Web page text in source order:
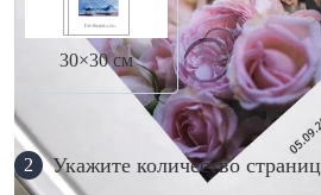
30×30 см
2 Укажите количество страниц